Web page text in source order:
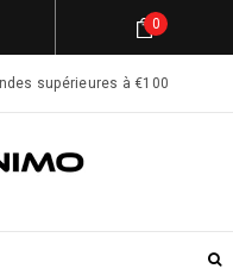
supérieures à €100
0